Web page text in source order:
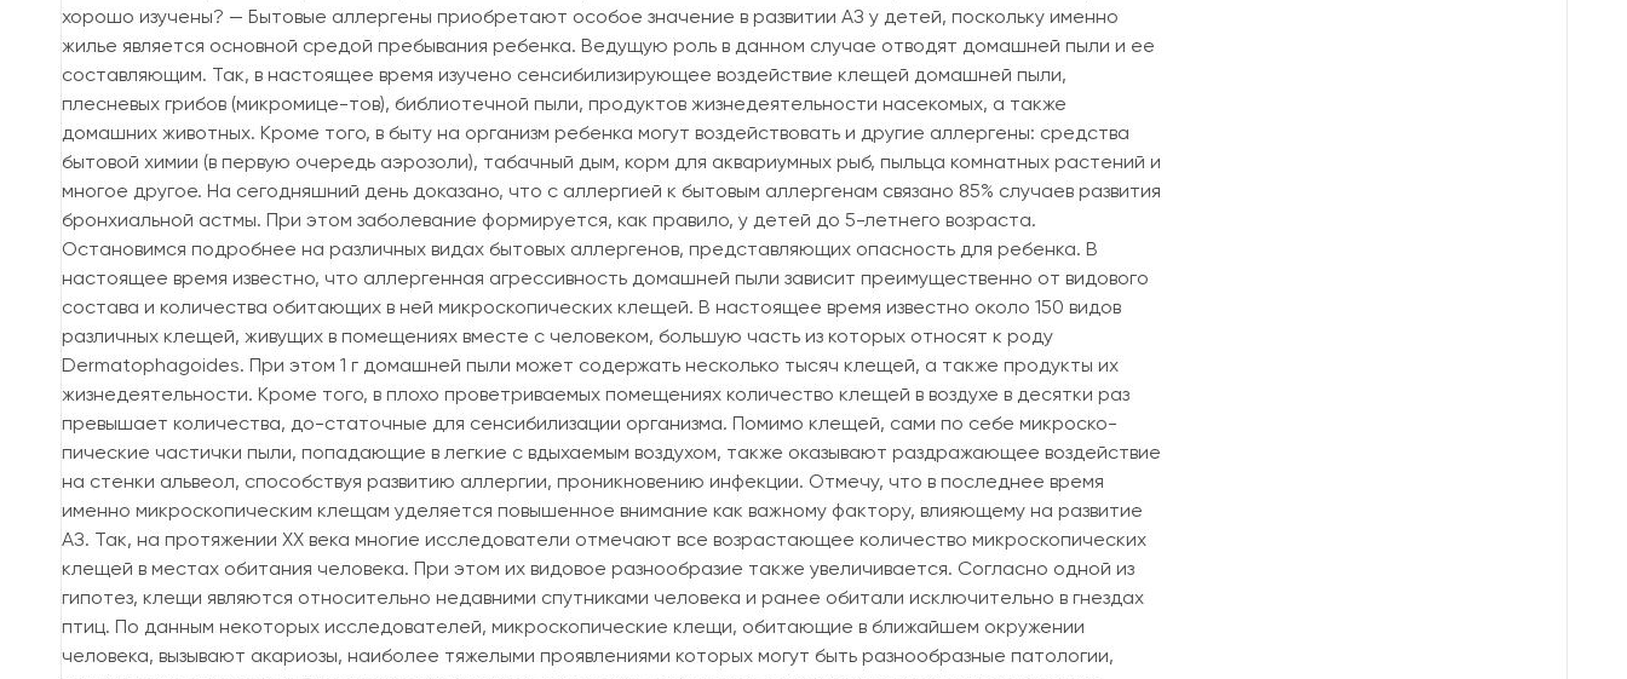
хорошо изучены? — Бытовые аллергены приобретают особое значение в развитии АЗ у детей, поскольку именно
жилье является основной средой пребывания ребенка. Ведущую роль в данном случае отводят домашней пыли и ее
составляющим. Так, в настоящее время изучено сенсибилизирующее воздействие клещей домашней пыли,
плесневых грибов (микромице-тов), библиотечной пыли, продуктов жизнедеятельности насекомых, а также
домашних животных. Кроме того, в быту на организм ребенка могут воздействовать и другие аллергены: средства
бытовой химии (в первую очередь аэрозоли), табачный дым, корм для аквариумных рыб, пыльца комнатных растений и
многое другое. На сегодняшний день доказано, что с аллергией к бытовым аллергенам связано 85% случаев развития
бронхиальной астмы. При этом заболевание формируется, как правило, у детей до 5-летнего возраста.
Остановимся подробнее на различных видах бытовых аллергенов, представляющих опасность для ребенка. В
настоящее время известно, что аллергенная агрессивность домашней пыли зависит преимущественно от видового
состава и количества обитающих в ней микроскопических клещей. В настоящее время известно около 150 видов
различных клещей, живущих в помещениях вместе с человеком, большую часть из которых относят к роду
Dermatophagoides. При этом 1 г домашней пыли может содержать несколько тысяч клещей, а также продукты их
жизнедеятельности. Кроме того, в плохо проветриваемых помещениях количество клещей в воздухе в десятки раз
превышает количества, до-статочные для сенсибилизации организма. Помимо клещей, сами по себе микроско-
пические частички пыли, попадающие в легкие с вдыхаемым воздухом, также оказывают раздражающее воздействие
на стенки альвеол, способствуя развитию аллергии, проникновению инфекции. Отмечу, что в последнее время
именно микроскопическим клещам уделяется повышенное внимание как важному фактору, влияющему на развитие
АЗ. Так, на протяжении XX века многие исследователи отмечают все возрастающее количество микроскопических
клещей в местах обитания человека. При этом их видовое разнообразие также увеличивается. Согласно одной из
гипотез, клещи являются относительно недавними спутниками человека и ранее обитали исключительно в гнездах
птиц. По данным некоторых исследователей, микроскопические клещи, обитающие в ближайшем окружении
человека, вызывают акариозы, наиболее тяжелыми проявлениями которых могут быть разнообразные патологии,